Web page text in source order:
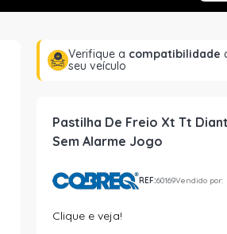
Verifique a compatibilidade
seu veículo
Pastilha De Freio Xt Tt
Sem Alarme Jogo
REF:60169Vendido por:
Clique e veja!